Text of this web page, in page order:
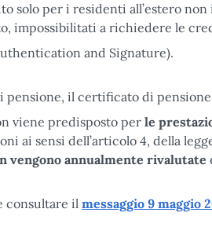
solo per i residenti all’estero
impossibilitati a richiedere le
and Signature).
pensione, il certificato di
viene predisposto per le
ai sensi dell’articolo 4, della
vengono annualmente rivalutate
consultare il messaggio 9 maggio